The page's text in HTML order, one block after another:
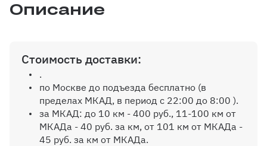
Ручки
Выбрать
Угловой элемент
Описание
Стоимость доставки:
.
по Москве до подъезда бесплатно (в
пределах МКАД, в период с 22:00 до 8:00 ).
за МКАД: до 10 км - 400 руб., 11-100 км от
МКАДа - 40 руб. за км, от 101 км от МКАДа -
45 руб. за км от МКАДа.